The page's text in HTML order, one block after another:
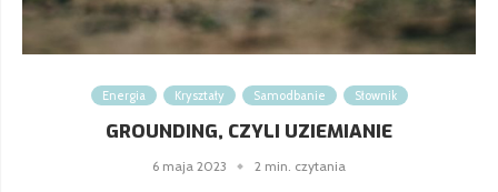
Energia Kryształy Samodbanie Słownik
GROUNDING, CZYLI UZIEMIANIE
6 maja 2023 2 min. czytania